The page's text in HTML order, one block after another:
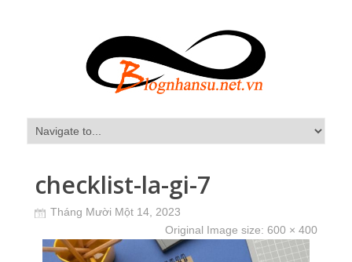
checklist-la-gi-7
Tháng Mười Một 14, 2023
Original Image size: 600 × 400